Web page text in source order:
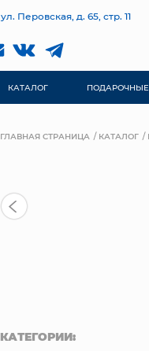
ул. Перовская, д. 65, стр. 11
КАТАЛОГ
ГЛАВНАЯ СТРАНИЦА КАТАЛОГ
КАТЕГОРИИ: